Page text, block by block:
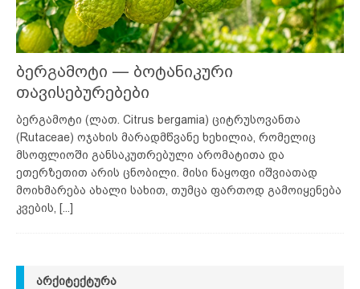
ბერგამოტი — ბოტანიკური
თავისებურებები
ბერგამოტი (ლათ. Citrus bergamia) ციტრუსოვანთა
(Rutaceae) ოჯახის მარადმწვანე ხეხილია, რომელიც
მსოფლიოში განსაკუთრებული არომატითა და
ეთერზეთით არის ცნობილი. მისი ნაყოფი იშვიათად
მოიხმარება ახალი სახით, თუმცა ფართოდ გამოიყენება
კვების, [...]
ᲐᲠᲥᲘᲢᲔᲥᲢᲣᲠᲐ